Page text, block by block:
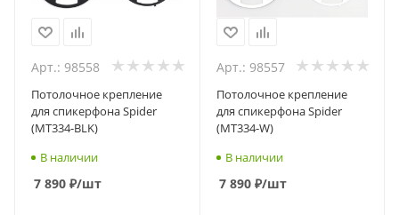
Арт.: 98558
Потолочное крепление
для спикерфона Spider
(MT334-BLK)
В наличии
7 890 ₽/шт
Арт.: 98557
Потолочное крепление
для спикерфона Spider
(MT334-W)
В наличии
7 890₽/шт